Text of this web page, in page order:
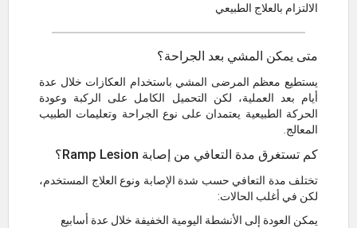
الالتزام بالعلاج الطبيعي
متى يمكن المشي بعد الجراحة؟
يستطيع معظم المرضى المشي باستخدام العكازات خلال عدة
أيام بعد العملية، لكن التحميل الكامل على الركبة وعودة
الحركة الطبيعية يعتمدان على نوع الجراحة وتعليمات الطبيب
المعالج.
كم تستغرق مدة التعافي من إصابة Ramp Lesion؟
تختلف مدة التعافي حسب شدة الإصابة ونوع العلاج المستخدم،
لكن في أغلب الحالات:
يمكن العودة إلى الأنشطة اليومية الخفيفة خلال عدة أسابيع